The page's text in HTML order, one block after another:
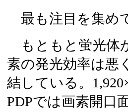
最も注目を集め
もともと蛍光体
素の発光効率は悪
結している。
PDPでは画素開口